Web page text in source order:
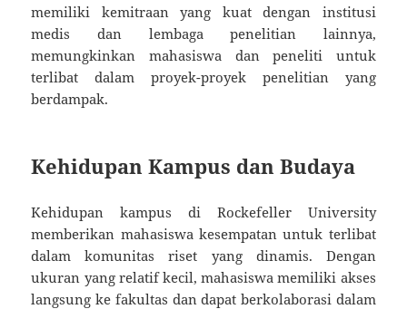
memiliki kemitraan yang kuat dengan institusi
medis dan lembaga penelitian lainnya,
memungkinkan mahasiswa dan peneliti untuk
terlibat dalam proyek-proyek penelitian yang
berdampak.
Kehidupan Kampus dan Budaya
Kehidupan kampus di Rockefeller University
memberikan mahasiswa kesempatan untuk terlibat
dalam komunitas riset yang dinamis. Dengan
ukuran yang relatif kecil, mahasiswa memiliki akses
langsung ke fakultas dan dapat berkolaborasi dalam